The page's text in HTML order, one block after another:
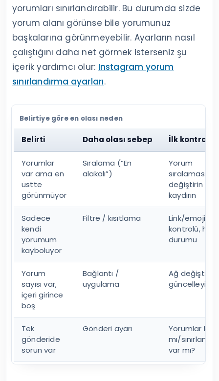
yorumları sınırlandırabilir. Bu durumda sizde
yorum alanı görünse bile yorumunuz
başkalarına görünmeyebilir. Ayarların nasıl
çalıştığını daha net görmek isterseniz şu
içerik yardımcı olur: Instagram yorum
sınırlandırma ayarları.
Belirtiye göre en olası neden
Belirti Daha olası sebep İlk kontrol
Yorumlar
var ama en
üstte
görünmüyor
Sıralama (“En
alakalı”)
Yorum
sıralamasını
değiştirin /
kaydırın
Sadece
kendi
yorumum
kayboluyor
Filtre / kısıtlama
Link/emoji/
kontrolü,
durumu
Yorum
sayısı var,
içeri girince
boş
Bağlantı /
uygulama
Ağ değiştirin,
güncelleyin
Tek
gönderide
sorun var
Gönderi ayarı
Yorumlar
mı/
var mı?